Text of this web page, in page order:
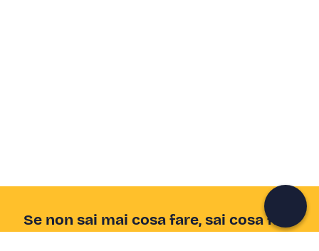
Se non sai mai cosa fare, sai cosa fare